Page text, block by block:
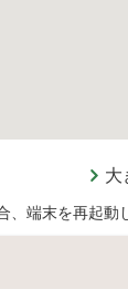
大
端末を再起動